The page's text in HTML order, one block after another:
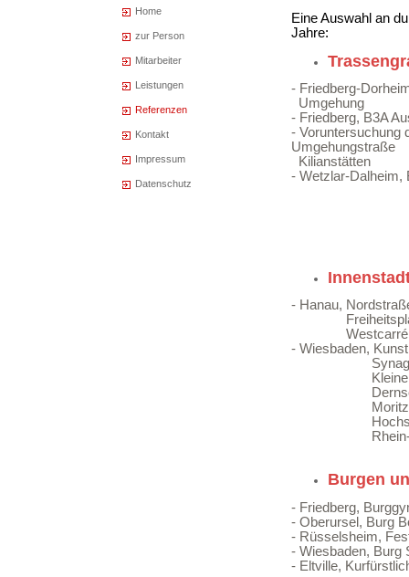
Home
zur Person
Mitarbeiter
Leistungen
Referenzen
Kontakt
Impressum
Datenschutz
Eine Auswahl an
Jahre:
- Friedberg-
Umgehung
- Friedberg, B3A
- Voruntersuchung
Kilianstätten
- Wetzlar-Dalheim,
- Hanau,
Freiheitsplatz
Westcarré
- Wiesbaden,
Kleine
Dernsche
Rhein-
Burgen
- Friedberg,
- Oberursel, Burg
- Rüsselsheim,
- Wiesbaden, Burg
- Eltville,